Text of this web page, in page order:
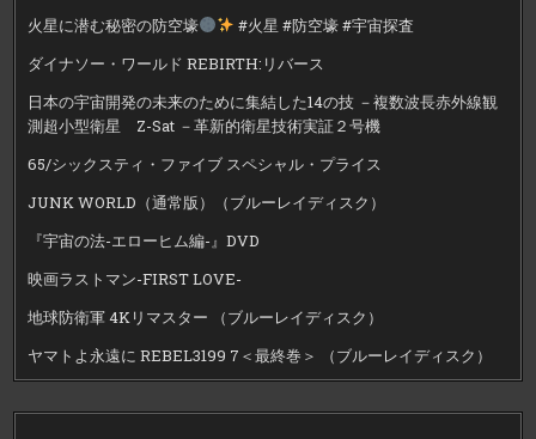
火星に潜む秘密の防空壕
#火星 #防空壕 #宇宙探査
ダイナソー・ワールド REBIRTH:リバース
日本の宇宙開発の未来のために集結した14の技 －複数波長赤外線観
測超小型衛星 Z-Sat －革新的衛星技術実証２号機
65/シックスティ・ファイブ スペシャル・プライス
JUNK WORLD（通常版）（ブルーレイディスク）
『宇宙の法-エローヒム編-』DVD
映画ラストマン-FIRST LOVE-
地球防衛軍 4Kリマスター （ブルーレイディスク）
ヤマトよ永遠に REBEL3199 7＜最終巻＞ （ブルーレイディスク）